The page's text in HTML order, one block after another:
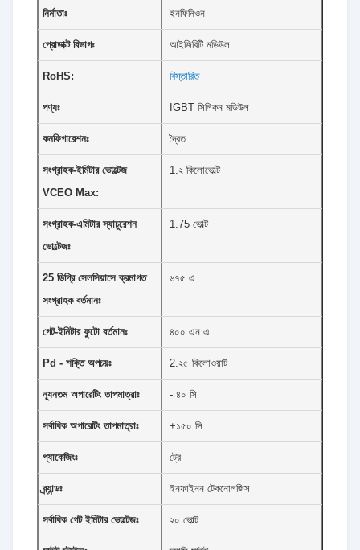
নির্মাতাঃ ইনফিনিওন
প্রোডাক্ট বিভাগঃ আইজিবিটি মডিউল
RoHS: বিস্তারিত
পণ্যঃ IGBT সিলিকন মডিউল
কনফিগারেশনঃ দ্বৈত
সংগ্রাহক-ইমিটার ভোল্টেজ
VCEO Max:
1.২ কিলোভোল্ট
সংগ্রাহক-এমিটার স্যাচুরেশন
ভোল্টেজঃ
1.75 ভোল্ট
25 ডিগ্রি সেলসিয়াসে ক্রমাগত
সংগ্রাহক বর্তমানঃ
৬৭৫ এ
গেট-ইমিটার ফুটো বর্তমানঃ ৪০০ এন এ
Pd - শক্তি অপচয়ঃ 2.২৫ কিলোওয়াট
ন্যূনতম অপারেটিং তাপমাত্রাঃ - ৪০ সি
সর্বাধিক অপারেটিং তাপমাত্রাঃ +১৫০ সি
প্যাকেজিংঃ ট্রে
ব্র্যান্ডঃ ইনফাইনন টেকনোলজিস
সর্বাধিক গেট ইমিটার ভোল্টেজঃ ২০ ভোল্ট